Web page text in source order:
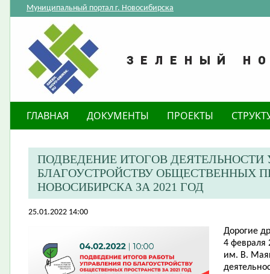
Муниципальный портал г. Новосибирска
ГЛАВНАЯ ДОКУМЕНТЫ ПРОЕКТЫ
ПОДВЕДЕНИЕ ИТОГОВ ДЕЯТЕЛЬНОСТИ
БЛАГОУСТРОЙСТВУ ОБЩЕСТВЕННЫХ
НОВОСИБИРСКА ЗА 2021 ГОД
25.01.2022 14:00
Дорогие
4 февраля
им. В.